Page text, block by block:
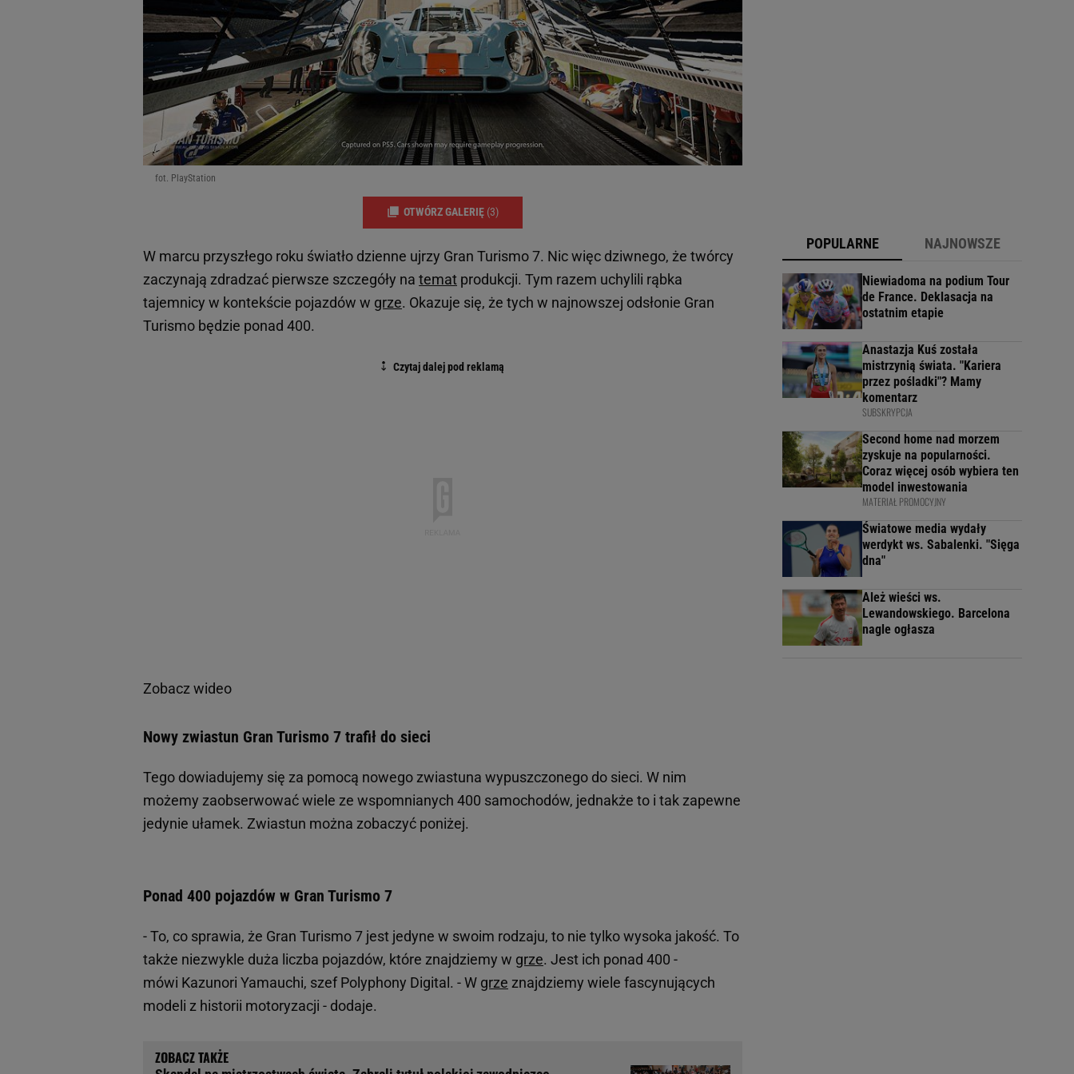
fot. PlayStation
OTWÓRZ GALERIĘ (3)
W marcu przyszłego roku światło dzienne ujrzy Gran Turismo 7. Nic więc dziwnego, że twórcy
zaczynają zdradzać pierwsze szczegóły na temat produkcji. Tym razem uchylili rąbka
tajemnicy w kontekście pojazdów w grze. Okazuje się, że tych w najnowszej odsłonie Gran
Turismo będzie ponad 400.
Zobacz wideo
Nowy zwiastun Gran Turismo 7 trafił do sieci
Tego dowiadujemy się za pomocą nowego zwiastuna wypuszczonego do sieci. W nim
możemy zaobserwować wiele ze wspomnianych 400 samochodów, jednakże to i tak zapewne
jedynie ułamek. Zwiastun można zobaczyć poniżej.
Ponad 400 pojazdów w Gran Turismo 7
- To, co sprawia, że Gran Turismo 7 jest jedyne w swoim rodzaju, to nie tylko wysoka jakość. To
także niezwykle duża liczba pojazdów, które znajdziemy w grze. Jest ich ponad 400 -
mówi Kazunori Yamauchi, szef Polyphony Digital. - W grze znajdziemy wiele fascynujących
modeli z historii motoryzacji - dodaje.
POPULARNE NAJNOWSZE
Niewiadoma na podium Tour
de France. Deklasacja na
ostatnim etapie
Anastazja Kuś została
mistrzynią świata. "Kariera
przez pośladki"? Mamy
komentarz
SUBSKRYPCJA
Second home nad morzem
zyskuje na popularności.
Coraz więcej osób wybiera ten
model inwestowania
MATERIAŁ PROMOCYJNY
Światowe media wydały
werdykt ws. Sabalenki. "Sięga
dna"
Ależ wieści ws.
Lewandowskiego. Barcelona
nagle ogłasza